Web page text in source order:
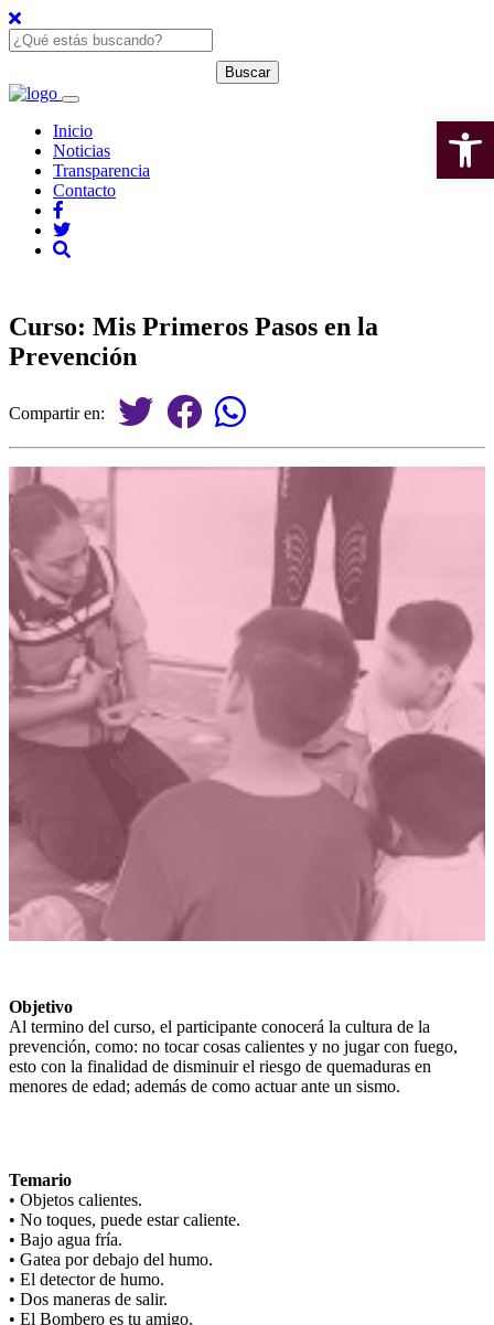
Inicio
Noticias
Transparencia
Contacto
Curso: Mis Primeros Pasos en la
Prevención
Compartir en:
Objetivo
Al termino del curso, el participante conocerá la cultura de la
prevención, como: no tocar cosas calientes y no jugar con fuego,
esto con la finalidad de disminuir el riesgo de quemaduras en
menores de edad; además de como actuar ante un sismo.
Temario
• Objetos calientes.
• No toques, puede estar caliente.
• Bajo agua fría.
• Gatea por debajo del humo.
• El detector de humo.
• Dos maneras de salir.
• El Bombero es tu amigo.